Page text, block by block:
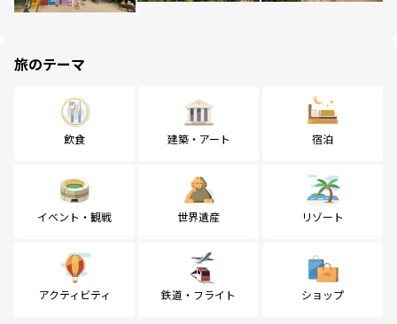
旅のテーマ
飲食 建築・アート 宿泊
イベント・観戦 世界遺産 リゾート
アクティビティ 鉄道・フライト ショップ